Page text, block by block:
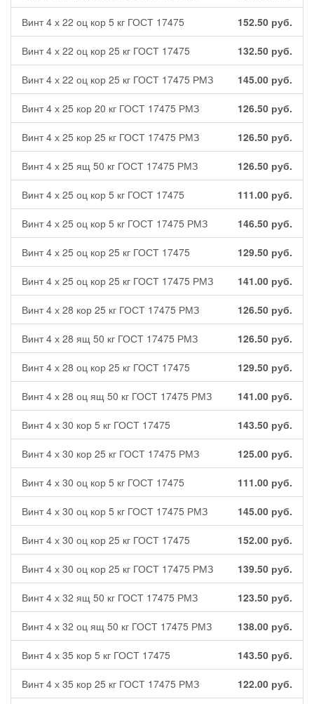
Винт 4 х 22 оц кор 5 кг ГОСТ 17475 152.50 руб.
Винт 4 х 22 оц кор 25 кг ГОСТ 17475 132.50 руб.
Винт 4 х 22 оц кор 25 кг ГОСТ 17475 РМЗ 145.00 руб.
Винт 4 х 25 кор 20 кг ГОСТ 17475 РМЗ 126.50 руб.
Винт 4 х 25 кор 25 кг ГОСТ 17475 РМЗ 126.50 руб.
Винт 4 х 25 ящ 50 кг ГОСТ 17475 РМЗ 126.50 руб.
Винт 4 х 25 оц кор 5 кг ГОСТ 17475 111.00 руб.
Винт 4 х 25 оц кор 5 кг ГОСТ 17475 РМЗ 146.50 руб.
Винт 4 х 25 оц кор 25 кг ГОСТ 17475 129.50 руб.
Винт 4 х 25 оц кор 25 кг ГОСТ 17475 РМЗ 141.00 руб.
Винт 4 х 28 кор 25 кг ГОСТ 17475 РМЗ 126.50 руб.
Винт 4 х 28 ящ 50 кг ГОСТ 17475 РМЗ 126.50 руб.
Винт 4 х 28 оц кор 25 кг ГОСТ 17475 129.50 руб.
Винт 4 х 28 оц ящ 50 кг ГОСТ 17475 РМЗ 141.00 руб.
Винт 4 х 30 кор 5 кг ГОСТ 17475 143.50 руб.
Винт 4 х 30 кор 25 кг ГОСТ 17475 РМЗ 125.00 руб.
Винт 4 х 30 оц кор 5 кг ГОСТ 17475 111.00 руб.
Винт 4 х 30 оц кор 5 кг ГОСТ 17475 РМЗ 145.00 руб.
Винт 4 х 30 оц кор 25 кг ГОСТ 17475 152.00 руб.
Винт 4 х 30 оц кор 25 кг ГОСТ 17475 РМЗ 139.50 руб.
Винт 4 х 32 ящ 50 кг ГОСТ 17475 РМЗ 123.50 руб.
Винт 4 х 32 оц ящ 50 кг ГОСТ 17475 РМЗ 138.00 руб.
Винт 4 х 35 кор 5 кг ГОСТ 17475 143.50 руб.
Винт 4 х 35 кор 25 кг ГОСТ 17475 РМЗ 122.00 руб.